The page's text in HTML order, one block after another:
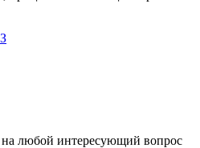
любой интересующий вопрос